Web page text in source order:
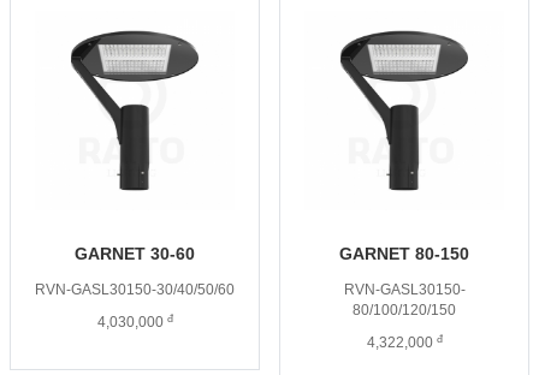
GARNET 30-60
RVN-GASL30150-30/40/50/60
4,030,000 đ
GARNET 80-150
RVN-GASL30150-
80/100/120/150
4,322,000 đ